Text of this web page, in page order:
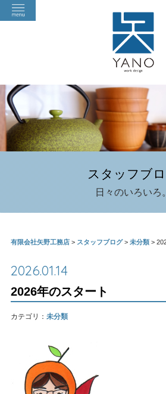
スタッフブ
日々のいろいろ
有限会社矢野工務店> スタッフブログ> 未分類>
2026.01.14
2026年のスタート
カテゴリ： 未分類